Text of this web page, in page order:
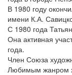
В 1980 году
имени К.А.
С 1980 года
Она активная
года.
Член Союза
Любимым жанром